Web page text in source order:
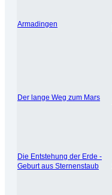
Armadingen
Der lange Weg zum Mars
Die Entstehung der Erde -
Geburt aus Sternenstaub